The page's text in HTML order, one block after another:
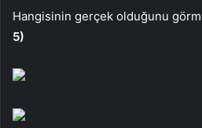
Hangisinin gerçek olduğunu
5)